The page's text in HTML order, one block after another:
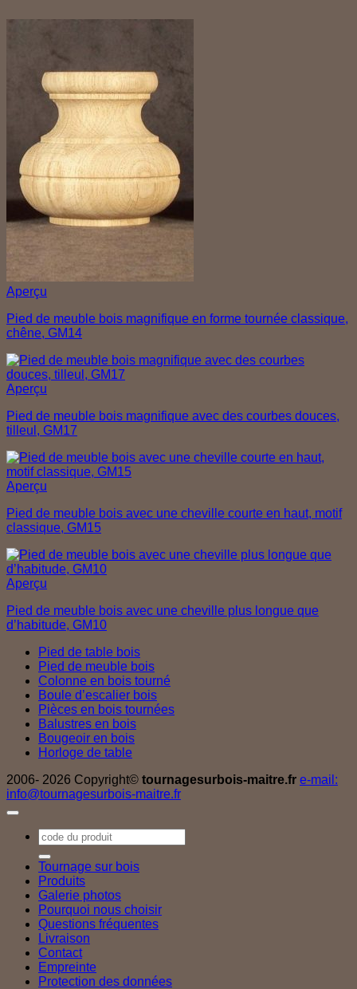
Aperçu
Pied de meuble bois magnifique en forme tournée classique,
chêne, GM14
Aperçu
Pied de meuble bois magnifique avec des courbes douces,
tilleul, GM17
Aperçu
Pied de meuble bois avec une cheville courte en haut, motif
classique, GM15
Aperçu
Pied de meuble bois avec une cheville plus longue que
d’habitude, GM10
Pied de table bois
Pied de meuble bois
Colonne en bois tourné
Boule d’escalier bois
Pièces en bois tournées
Balustres en bois
Bougeoir en bois
Horloge de table
2006- 2026 Copyright© tournagesurbois-maitre.fr e-mail:
info@tournagesurbois-maitre.fr
Recherche
pour :
Tournage sur bois
Produits
Galerie photos
Pourquoi nous choisir
Questions fréquentes
Livraison
Contact
Empreinte
Protection des données